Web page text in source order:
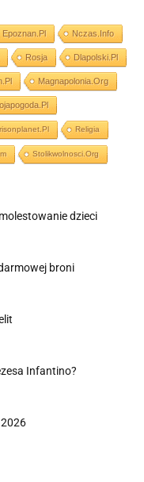
Epoznan.pl Nczas.info
Rosja Dlapolski.pl
Magnapolonia.org
Religia
Stolikwolnosci.org
dzieci
broni
Infantino?